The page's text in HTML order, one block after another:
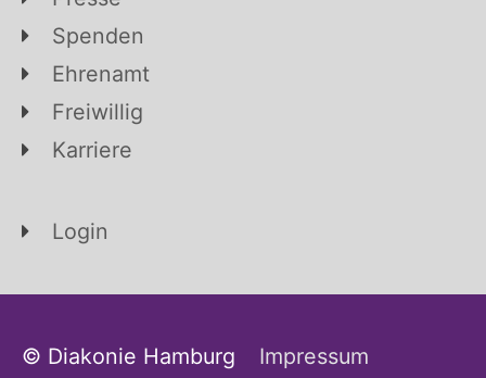
Spenden
Ehrenamt
Freiwillig
Karriere
Login
© Diakonie Hamburg
Impressum